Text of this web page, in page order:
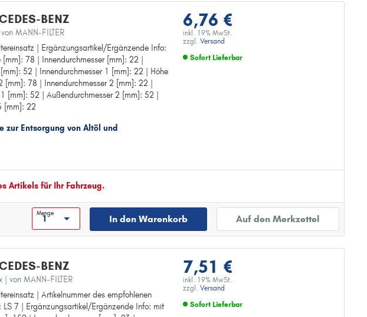
6,76 €
inkl. 19% MwSt.
zzgl. Versand
Sofort Lieferbar
BENZ
| von MANN-FILTER
| Ergänzungsartikel/Ergänzende Info:
78 | Innendurchmesser [mm]: 22 |
52 | Innendurchmesser 1 [mm]: 22 | Höhe
[mm]: 78 | Innendurchmesser 2 [mm]: 22 |
[mm]: 52 | Außendurchmesser 2 [mm]: 52 |
[mm]: 22
zur Entsorgung von Altöl und
Info: mit Dichtung
22
[mm]: 52
[mm]: 22
[mm]: 22
Artikels für Ihr Fahrzeug.
Menge
In den Warenkorb Auf den Merkzettel
7,51 €
inkl. 19% MwSt.
zzgl. Versand
Sofort Lieferbar
BENZ
| von MANN-FILTER
| Artikelnummer des empfohlenen
LS 7 | Ergänzungsartikel/Ergänzende Info: mit
Spezialwerkzeuges: LS 7